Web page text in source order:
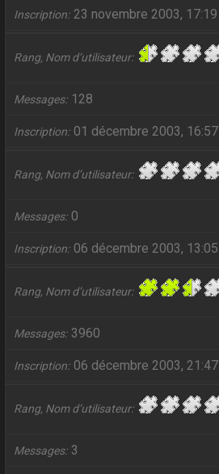
Inscription 23 novembre 2003, 17:19
Rang, Nom d’utilisateur
Messages 128
Inscription 01 décembre 2003, 16:57
Rang, Nom d’utilisateur
Messages 0
Inscription 06 décembre 2003, 13:05
Rang, Nom d’utilisateur
Messages 3960
Inscription 06 décembre 2003, 21:47
Rang, Nom d’utilisateur
Messages 3